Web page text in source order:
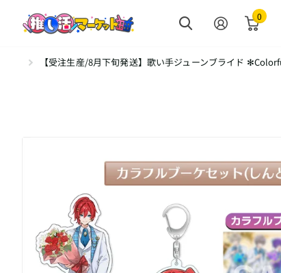
0
【受注生産/8月下旬発送】歌い手ジューンブライド